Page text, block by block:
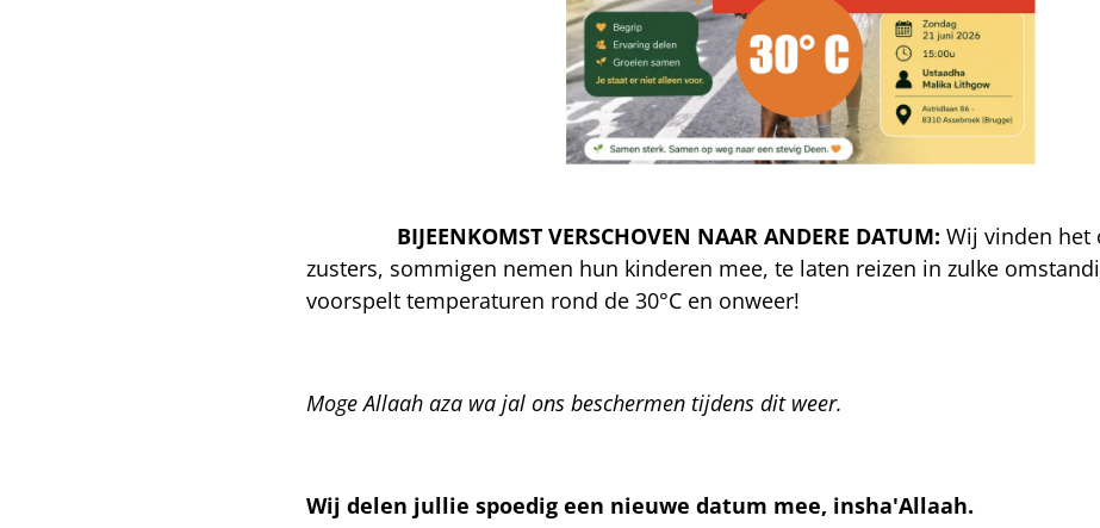
BIJEENKOMST VERSCHOVEN NAAR ANDERE DATUM: Wij vinden het
zusters, sommigen nemen hun kinderen mee, te laten reizen in zulke
voorspelt temperaturen rond de 30°C en onweer!
Moge Allaah aza wa jal ons beschermen tijdens dit weer.
Wij delen jullie spoedig een nieuwe datum mee, insha'Allaah.